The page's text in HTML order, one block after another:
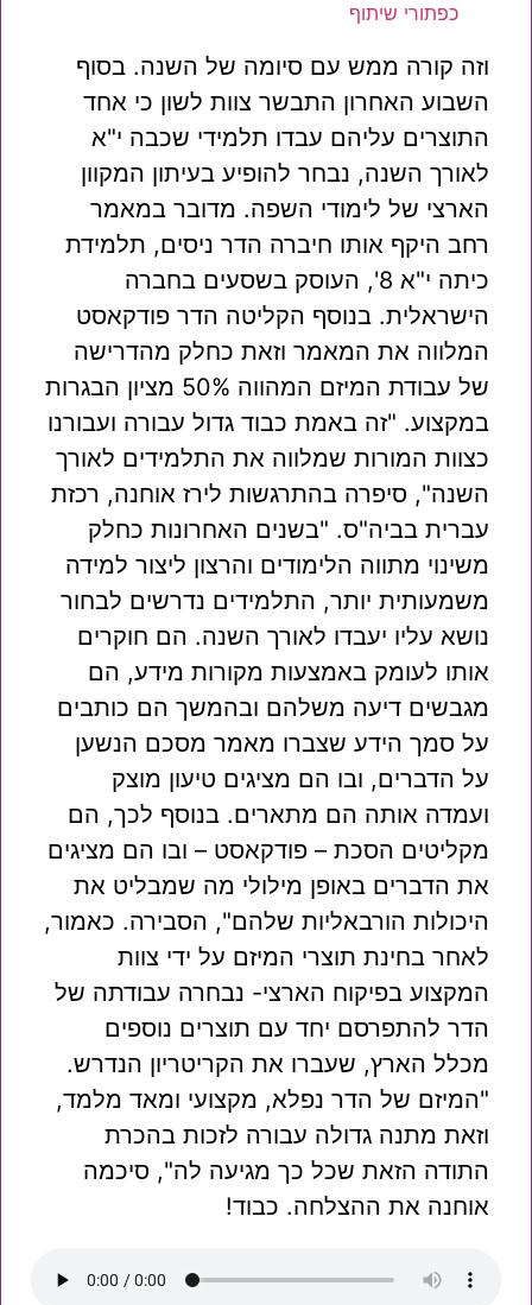
כפתורי שיתוף
וזה קורה ממש עם סיומה של השנה. בסוף
השבוע האחרון התבשר צוות לשון כי אחד
התוצרים עליהם עבדו תלמידי שכבה י"א
לאורך השנה, נבחר להופיע בעיתון המקוון
הארצי של לימודי השפה. מדובר במאמר
רחב היקף אותו חיברה הדר ניסים, תלמידת
כיתה י"א 8', העוסק בשסעים בחברה
הישראלית. בנוסף הקליטה הדר פודקאסט
המלווה את המאמר וזאת כחלק מהדרישה
של עבודת המיזם המהווה 50% מציון הבגרות
במקצוע. "זה באמת כבוד גדול עבורה ועבורנו
כצוות המורות שמלווה את התלמידים לאורך
השנה", סיפרה בהתרגשות לירז אוחנה, רכזת
עברית בביה"ס. "בשנים האחרונות כחלק
משינוי מתווה הלימודים והרצון ליצור למידה
משמעותית יותר, התלמידים נדרשים לבחור
נושא עליו יעבדו לאורך השנה. הם חוקרים
אותו לעומק באמצעות מקורות מידע, הם
מגבשים דיעה משלהם ובהמשך הם כותבים
על סמך הידע שצברו מאמר מסכם הנשען
על הדברים, ובו הם מציגים טיעון מוצק
ועמדה אותה הם מתארים. בנוסף לכך, הם
מקליטים הסכת – פודקאסט – ובו הם מציגים
את הדברים באופן מילולי מה שמבליט את
היכולות הורבאליות שלהם", הסבירה. כאמור,
לאחר בחינת תוצרי המיזם על ידי צוות
המקצוע בפיקוח הארצי- נבחרה עבודתה של
הדר להתפרסם יחד עם תוצרים נוספים
מכלל הארץ, שעברו את הקריטריון הנדרש.
"המיזם של הדר נפלא, מקצועי ומאד מלמד,
וזאת מתנה גדולה עבורה לזכות בהכרת
התודה הזאת שכל כך מגיעה לה", סיכמה
אוחנה את ההצלחה. כבוד!